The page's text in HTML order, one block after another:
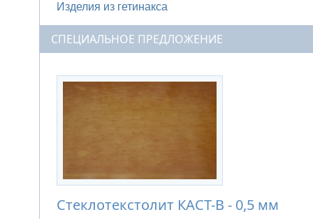
Изделия из гетинакса
СПЕЦИАЛЬНОЕ ПРЕДЛОЖЕНИЕ
Стеклотекстолит КАСТ-В - 0,5 мм